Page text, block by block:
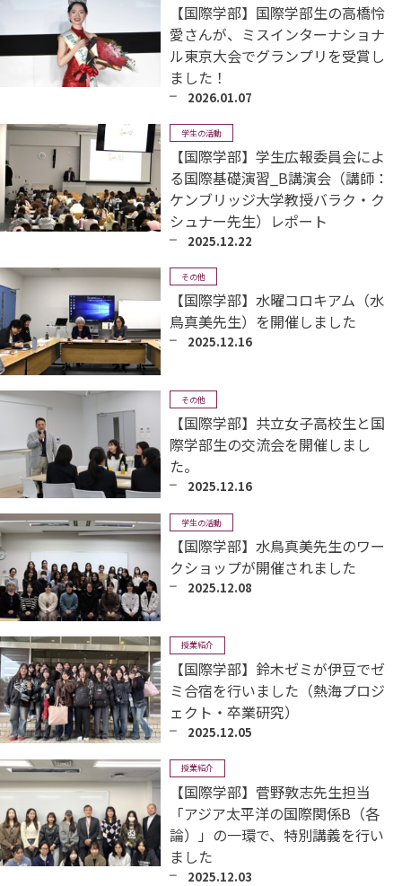
【国際学部】国際学部生の高橋怜
愛さんが、ミスインターナショナ
ル東京大会でグランプリを受賞し
ました！
2026.01.07
学生の活動
【国際学部】学生広報委員会によ
る国際基礎演習_B講演会（講師：
ケンブリッジ大学教授バラク・ク
シュナー先生）レポート
2025.12.22
その他
【国際学部】水曜コロキアム（水
鳥真美先生）を開催しました
2025.12.16
その他
【国際学部】共立女子高校生と国
際学部生の交流会を開催しまし
た。
2025.12.16
学生の活動
【国際学部】水鳥真美先生のワー
クショップが開催されました
2025.12.08
授業紹介
【国際学部】鈴木ゼミが伊豆でゼ
ミ合宿を行いました（熱海プロジ
ェクト・卒業研究）
2025.12.05
授業紹介
【国際学部】菅野敦志先生担当
「アジア太平洋の国際関係B（各
論）」の一環で、特別講義を行い
ました
2025.12.03